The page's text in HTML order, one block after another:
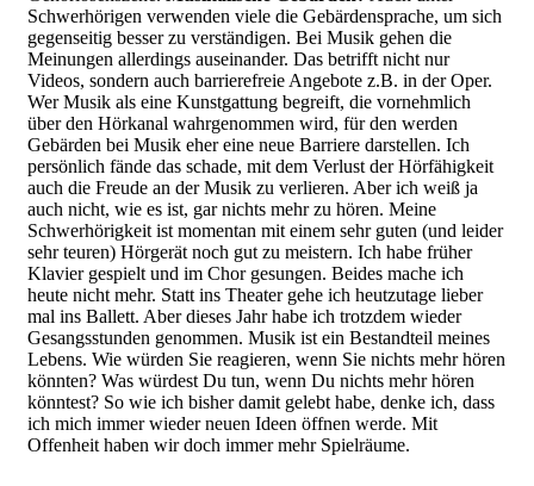
Schwerhörigen verwenden viele die Gebärdensprache, um sich
gegenseitig besser zu verständigen. Bei Musik gehen die
Meinungen allerdings auseinander. Das betrifft nicht nur
Videos, sondern auch barrierefreie Angebote z.B. in der Oper.
Wer Musik als eine Kunstgattung begreift, die vornehmlich
über den Hörkanal wahrgenommen wird, für den werden
Gebärden bei Musik eher eine neue Barriere darstellen. Ich
persönlich fände das schade, mit dem Verlust der Hörfähigkeit
auch die Freude an der Musik zu verlieren. Aber ich weiß ja
auch nicht, wie es ist, gar nichts mehr zu hören. Meine
Schwerhörigkeit ist momentan mit einem sehr guten (und leider
sehr teuren) Hörgerät noch gut zu meistern. Ich habe früher
Klavier gespielt und im Chor gesungen. Beides mache ich
heute nicht mehr. Statt ins Theater gehe ich heutzutage lieber
mal ins Ballett. Aber dieses Jahr habe ich trotzdem wieder
Gesangsstunden genommen. Musik ist ein Bestandteil meines
Lebens. Wie würden Sie reagieren, wenn Sie nichts mehr hören
könnten? Was würdest Du tun, wenn Du nichts mehr hören
könntest? So wie ich bisher damit gelebt habe, denke ich, dass
ich mich immer wieder neuen Ideen öffnen werde. Mit
Offenheit haben wir doch immer mehr Spielräume.